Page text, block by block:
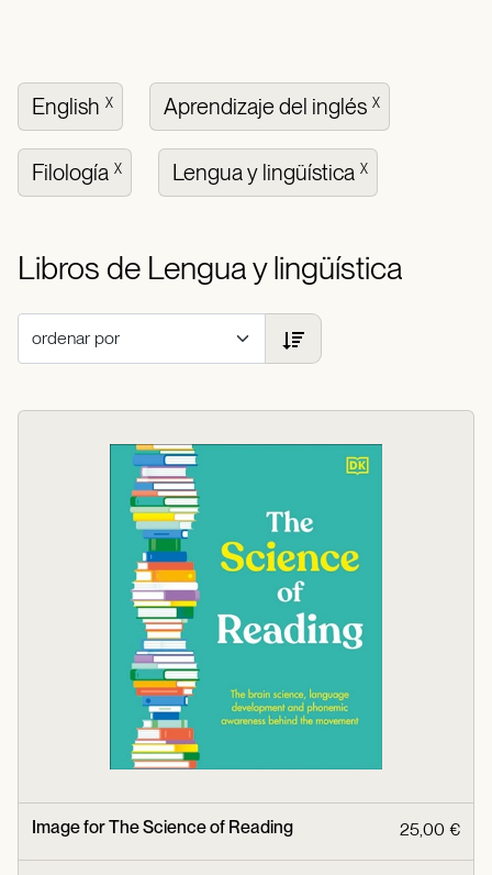
English X Aprendizaje del inglés X
Filología X Lengua y lingüística X
Libros de Lengua y lingüística
Image for The Science of Reading 25,00 €